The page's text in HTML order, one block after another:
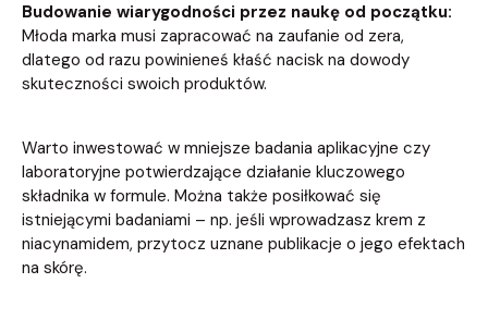
Budowanie wiarygodności przez naukę od początku:
Młoda marka musi zapracować na zaufanie od zera,
dlatego od razu powinieneś kłaść nacisk na dowody
skuteczności swoich produktów.
Warto inwestować w mniejsze badania aplikacyjne czy
laboratoryjne potwierdzające działanie kluczowego
składnika w formule. Można także posiłkować się
istniejącymi badaniami – np. jeśli wprowadzasz krem z
niacynamidem, przytocz uznane publikacje o jego efektach
na skórę.